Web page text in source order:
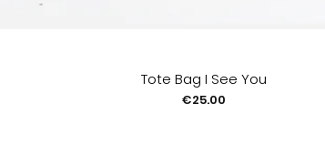
Tote Bag I See You
Price
€25.00